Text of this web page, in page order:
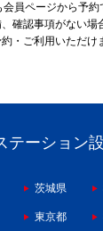
員ページから予
確認事項がない場
・ご利用いただけ
テーション
茨城県
東京都